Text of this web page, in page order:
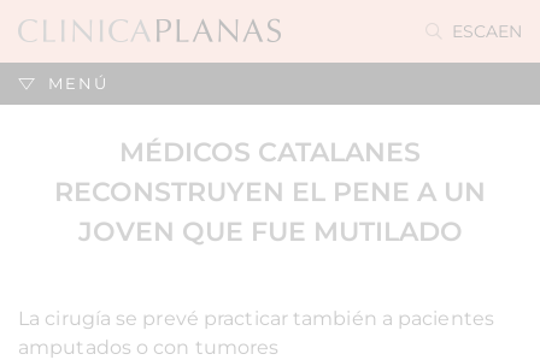
ESCAEN
MENÚ
MÉDICOS CATALANES
RECONSTRUYEN EL PENE A UN
JOVEN QUE FUE MUTILADO
La cirugía se prevé practicar también a pacientes
amputados o con tumores